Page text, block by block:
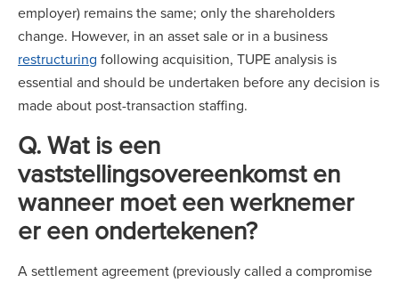
employer) remains the same; only the shareholders
change. However, in an asset sale or in a business
restructuring following acquisition, TUPE analysis is
essential and should be undertaken before any decision is
made about post-transaction staffing.
Q. Wat is een
vaststellingsovereenkomst en
wanneer moet een werknemer
er een ondertekenen?
A settlement agreement (previously called a compromise